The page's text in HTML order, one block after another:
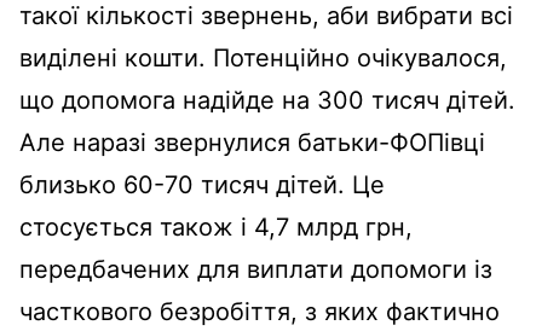
такої кількості звернень, аби вибрати всі
виділені кошти. Потенційно очікувалося,
що допомога надійде на 300 тисяч дітей.
Але наразі звернулися батьки-ФОПівці
близько 60-70 тисяч дітей. Це
стосується також і 4,7 млрд грн,
передбачених для виплати допомоги із
часткового безробіття, з яких фактично